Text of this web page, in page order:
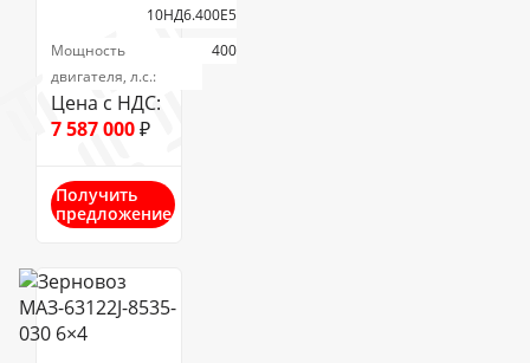
10НД6.400Е5
Мощность
двигателя, л.с.:
400
Цена с НДС:
7 587 000₽
Получить
предложение